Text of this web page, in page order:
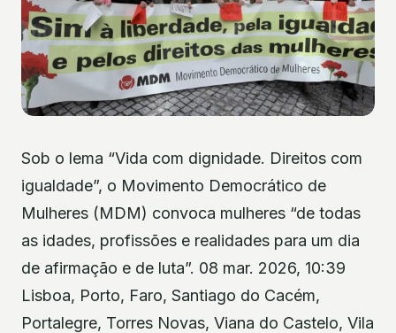
Sob o lema “Vida com dignidade. Direitos com
igualdade”, o Movimento Democrático de
Mulheres (MDM) convoca mulheres “de todas
as idades, profissões e realidades para um dia
de afirmação e de luta”. 08 mar. 2026, 10:39
Lisboa, Porto, Faro, Santiago do Cacém,
Portalegre, Torres Novas, Viana do Castelo, Vila